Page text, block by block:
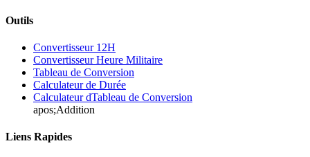
Outils
Convertisseur 12H
Convertisseur Heure Militaire
Tableau de Conversion
Calculateur de Durée
Calculateur dTableau de Conversion
apos;Addition
Liens Rapides